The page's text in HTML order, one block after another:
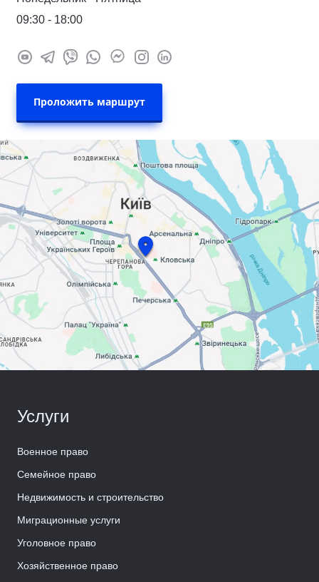
09:30 - 18:00
Проложить маршрут
Услуги
Военное право
Семейное право
Недвижимость и строительство
Миграционные услуги
Уголовное право
Хозяйственное право